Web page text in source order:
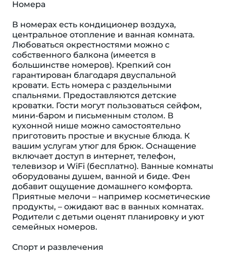
Номера
В номерах есть кондиционер воздуха,
центральное отопление и ванная комната.
Любоваться окрестностями можно с
собственного балкона (имеется в
большинстве номеров). Крепкий сон
гарантирован благодаря двуспальной
кровати. Есть номера с раздельными
спальнями. Предоставляются детские
кроватки. Гости могут пользоваться сейфом,
мини-баром и письменным столом. В
кухонной нише можно самостоятельно
приготовить простые и вкусные блюда. К
вашим услугам утюг для брюк. Оснащение
включает доступ в интернет, телефон,
телевизор и WiFi (бесплатно). Ванные комнаты
оборудованы душем, ванной и биде. Фен
добавит ощущение домашнего комфорта.
Приятные мелочи – например косметические
продукты, – ожидают вас в ванных комнатах.
Родители с детьми оценят планировку и уют
семейных номеров.
Спорт и развлечения